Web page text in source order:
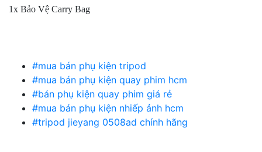
1x Bảo Vệ Carry Bag
#mua bán phụ kiện tripod
#mua bán phụ kiện quay phim hcm
#bán phụ kiện quay phim giá rẻ
#mua bán phụ kiện nhiếp ảnh hcm
#tripod jieyang 0508ad chính hãng